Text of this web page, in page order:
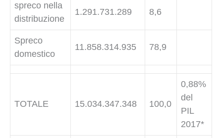
spreco nella
distribuzione
1.291.731.289 8,6
Spreco
domestico
11.858.314.935 78,9
TOTALE 15.034.347.348 100,0
0,88%
del
PIL
2017*